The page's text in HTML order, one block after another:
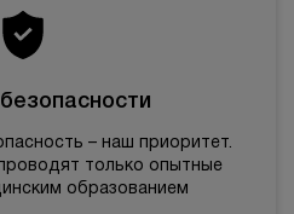
безопасности
– наш приоритет.
только опытные
образованием